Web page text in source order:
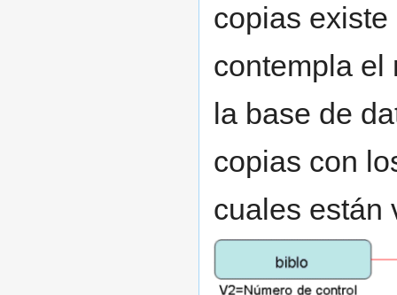
copias
contempla el
la base de
copias con
cuales están